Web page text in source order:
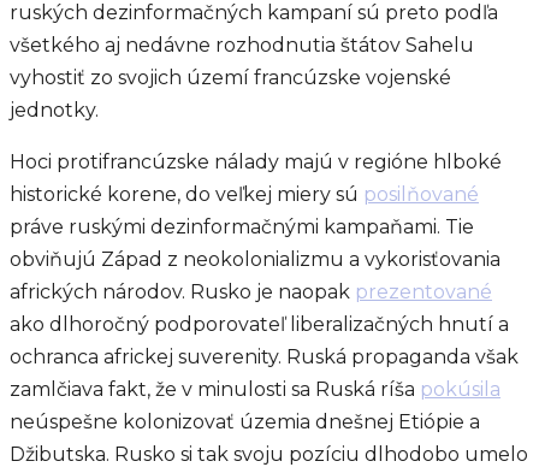
ruských dezinformačných kampaní sú preto podľa
všetkého aj nedávne rozhodnutia štátov Sahelu
vyhostiť zo svojich území francúzske vojenské
jednotky.
Hoci protifrancúzske nálady majú v regióne hlboké
historické korene, do veľkej miery sú posilňované
práve ruskými dezinformačnými kampaňami. Tie
obviňujú Západ z neokolonializmu a vykorisťovania
afrických národov. Rusko je naopak prezentované
ako dlhoročný podporovateľ liberalizačných hnutí a
ochranca africkej suverenity. Ruská propaganda však
zamlčiava fakt, že v minulosti sa Ruská ríša pokúsila
neúspešne kolonizovať územia dnešnej Etiópie a
Džibutska. Rusko si tak svoju pozíciu dlhodobo umelo